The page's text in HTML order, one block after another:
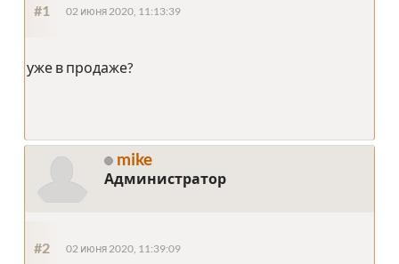
#1 02 июня 2020, 11:13:39
уже в продаже?
mike
Администратор
#2 02 июня 2020, 11:39:09